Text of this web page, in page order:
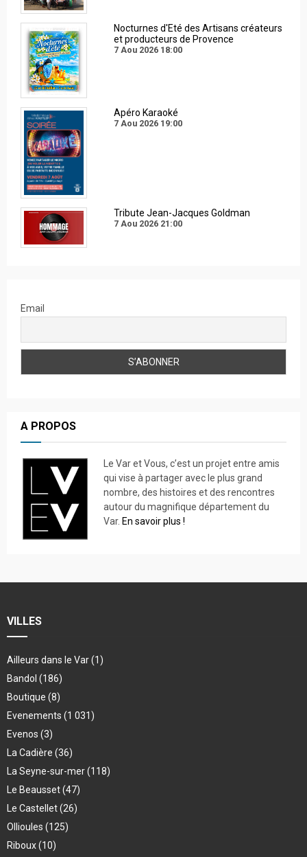
Nocturnes d'Eté des Artisans créateurs
et producteurs de Provence
7 Aou 2026 18:00
Apéro Karaoké
7 Aou 2026 19:00
Tribute Jean-Jacques Goldman
7 Aou 2026 21:00
Email
A PROPOS
Le Var et Vous, c’est un projet entre amis
qui vise à partager avec le plus grand
nombre, des histoires et des rencontres
autour du magnifique département du
Var. En savoir plus !
VILLES
Ailleurs dans le Var(1)
Bandol (186)
Boutique (8)
Evenements (1 031)
Evenos (3)
La Cadière (36)
La Seyne-sur-mer(118)
Le Beausset(47)
Le Castellet(26)
Ollioules (125)
Riboux(10)